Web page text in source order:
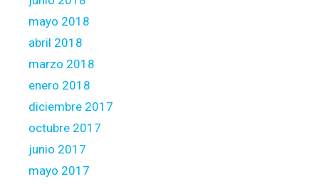
mayo 2018
abril 2018
marzo 2018
enero 2018
diciembre 2017
octubre 2017
junio 2017
mayo 2017